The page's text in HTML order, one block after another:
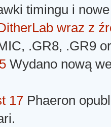
timingu i
wraz z
.GR8, .GR9
Wydano nową
17 Phaeron